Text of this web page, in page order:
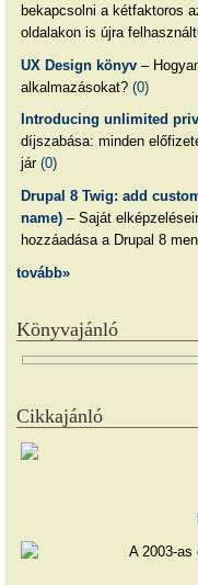
bekapcsolni a kétfaktoros
oldalakon is újra
UX Design könyv–
alkalmazásokat? (0)
Introducing unlimited
díjszabása: minden
jár (0)
Drupal 8 Twig: add
name)– Saját
hozzáadása a Drupal 8
tovább»
Könyvajánló
Cikkajánló